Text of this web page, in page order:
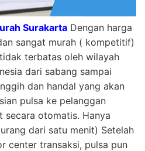
Surakarta Dengan harga
sangat murah ( kompetitif)
terbatas oleh wilayah
dari sabang sampai
dan handal yang akan
pulsa ke pelanggan
secara otomatis. Hanya
dari satu menit) Setelah
center transaksi, pulsa pun